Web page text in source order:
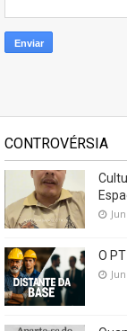
CONTROVÉRSIA
O